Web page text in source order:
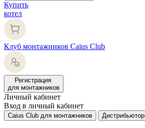
Купить
котел
Клуб монтажников Caius Club
Регистрация
для монтажников
Личный кабинет
Вход в личный кабинет
Caius Club для монтажников Дистрибьютор